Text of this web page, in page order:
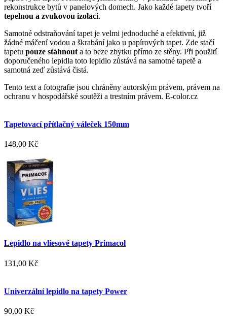
rekonstrukce bytů v panelových domech. Jako každé tapety tvoří
tepelnou a zvukovou izolaci.
Samotné odstraňování tapet je velmi jednoduché a efektivní, již
žádné máčení vodou a škrabání jako u papírových tapet. Zde stačí
tapetu pouze stáhnout a to beze zbytku přímo ze stěny. Při použití
doporučeného lepidla toto lepidlo zůstává na samotné tapetě a
samotná zeď zůstává čistá.
Tento text a fotografie jsou chráněny autorským právem, právem na
ochranu v hospodářské soutěži a trestním právem. E-color.cz
Tapetovací přítlačný váleček 150mm
148,00 Kč
Lepidlo na vliesové tapety Primacol
131,00 Kč
Univerzální lepidlo na tapety Power
90,00 Kč